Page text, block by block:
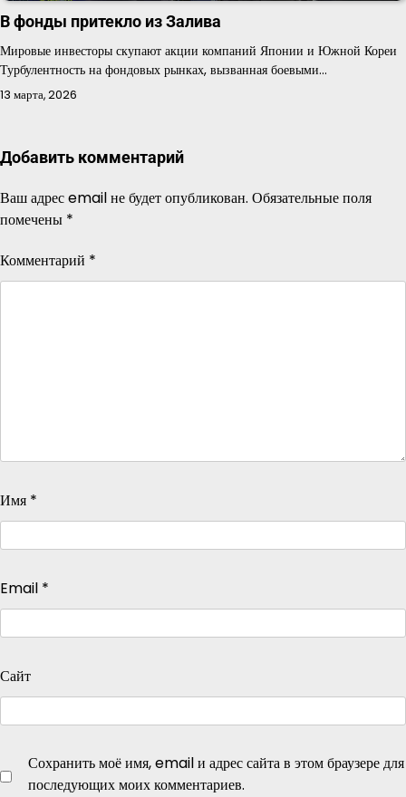
В фонды притекло из Залива
Мировые инвесторы скупают акции компаний Японии и Южной Кореи
Турбулентность на фондовых рынках, вызванная боевыми…
13 марта, 2026
Добавить комментарий
Ваш адрес email не будет опубликован. Обязательные поля
помечены *
Комментарий *
Имя *
Email *
Сайт
Сохранить моё имя, email и адрес сайта в этом браузере для
последующих моих комментариев.